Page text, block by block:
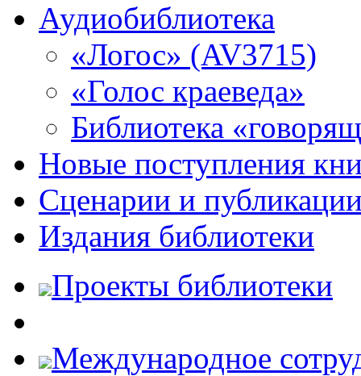
Аудиобиблиотека
«Логос» (AV3715)
«Голос краеведа»
Библиотека
Новые поступления
Сценарии и
Издания библиотеки
Проекты библиотеки
Международное